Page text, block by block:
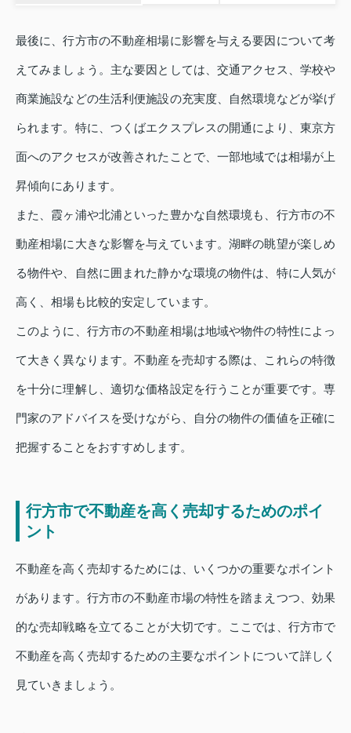
最後に、行方市の不動産相場に影響を与える要因について考
えてみましょう。主な要因としては、交通アクセス、学校や
商業施設などの生活利便施設の充実度、自然環境などが挙げ
られます。特に、つくばエクスプレスの開通により、東京方
面へのアクセスが改善されたことで、一部地域では相場が上
昇傾向にあります。
また、霞ヶ浦や北浦といった豊かな自然環境も、行方市の不
動産相場に大きな影響を与えています。湖畔の眺望が楽しめ
る物件や、自然に囲まれた静かな環境の物件は、特に人気が
高く、相場も比較的安定しています。
このように、行方市の不動産相場は地域や物件の特性によっ
て大きく異なります。不動産を売却する際は、これらの特徴
を十分に理解し、適切な価格設定を行うことが重要です。専
門家のアドバイスを受けながら、自分の物件の価値を正確に
把握することをおすすめします。
行方市で不動産を高く売却するためのポイ
ント
不動産を高く売却するためには、いくつかの重要なポイント
があります。行方市の不動産市場の特性を踏まえつつ、効果
的な売却戦略を立てることが大切です。ここでは、行方市で
不動産を高く売却するための主要なポイントについて詳しく
見ていきましょう。